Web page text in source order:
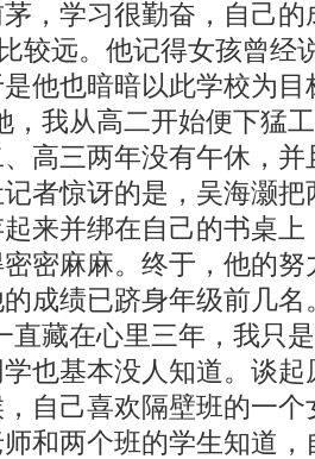
，学习很勤奋，自己
较远。他记得女孩曾经
他也暗暗以此学校为目
，我从高二开始便下猛
高三两年没有午休，
者惊讶的是，吴海灏
来并绑在自己的书桌
密麻麻。终于，他的
成绩已跻身年级前几名
直藏在心里三年，我只
也基本没人知道。谈
自己喜欢隔壁班的一
和两个班的学生知道